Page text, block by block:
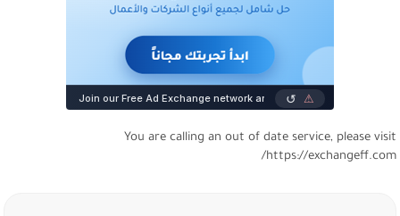
You are calling an out of date service, please visit
https://exchangeff.com/